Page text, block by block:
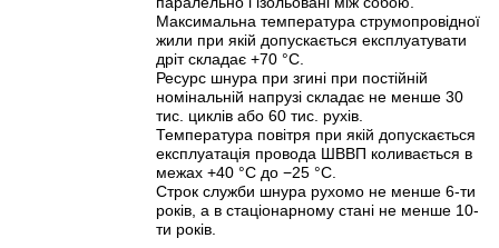
Максимальна температура струмопровідної
жили при якій допускається експлуатувати
дріт складає +70 °C.
Ресурс шнура при згині при постійній
номінальній напрузі складає не менше 30
тис. циклів або 60 тис. рухів.
Температура повітря при якій допускається
експлуатація провода ШВВП коливається в
межах +40 °C до −25 °C.
Строк служби шнура рухомо не менше 6-ти
років, а в стаціонарному стані не менше 10-
ти років.